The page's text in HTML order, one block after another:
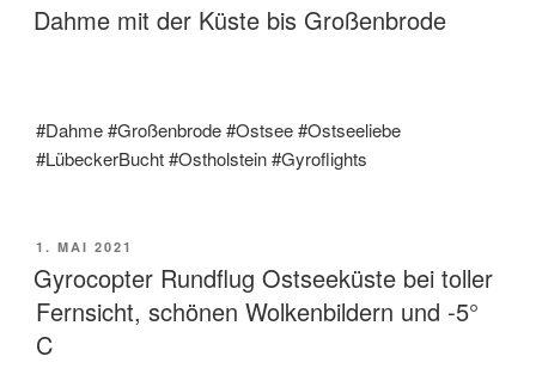
Dahme mit der Küste bis Großenbrode
#Dahme #Großenbrode #Ostsee #Ostseeliebe
#LübeckerBucht #Ostholstein #Gyroflights
1. MAI 2021
Gyrocopter Rundflug Ostseeküste bei toller
Fernsicht, schönen Wolkenbildern und -5°
C